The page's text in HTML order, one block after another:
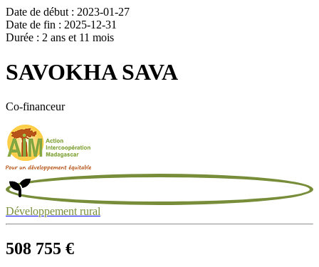
Date de début : 2023-01-27
Date de fin : 2025-12-31
Durée : 2 ans et 11 mois
SAVOKHA SAVA
Co-financeur
Développement rural
508 755 €